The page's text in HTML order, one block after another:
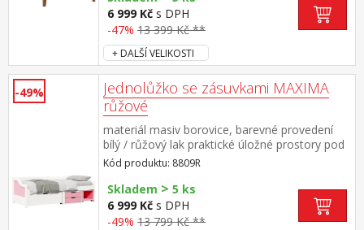
6 999 Kč s DPH
-47% 13 399 Kč **
+ DALŠÍ VELIKOSTI
-49%
Jednolůžko se zásuvkami MAXIMA
růžové
materiál masiv borovice, barevné provedení
bílý / růžový lak praktické úložné prostory pod
postelí (zásuvky a otevřená police) v ceně cena
včetně roštu (dřevěný laťkový), matrace není v
ceně doporučený rozměr matrace 90 × 200 cm
Kód produktu: 8809R
Skladem > 5 ks
6 999 Kč s DPH
-49% 13 799 Kč **